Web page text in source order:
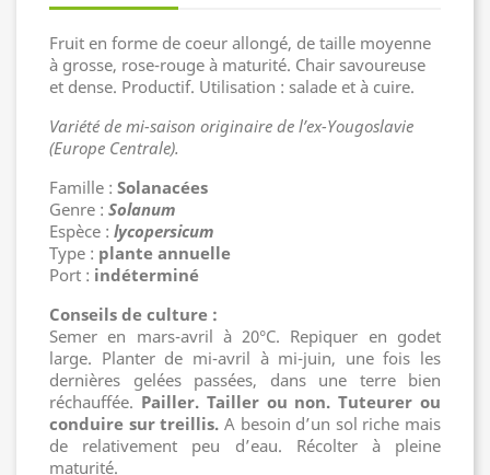
Fruit en forme de coeur allongé, de taille moyenne
à grosse, rose-rouge à maturité. Chair savoureuse
et dense. Productif. Utilisation : salade et à cuire.
Variété de mi-saison originaire de l’ex-Yougoslavie
(Europe Centrale).
Famille : Solanacées
Genre : Solanum
Espèce : lycopersicum
Type : plante annuelle
Port : indéterminé
Conseils de culture :
Semer en mars-avril à 20°C. Repiquer en godet
large. Planter de mi-avril à mi-juin, une fois les
dernières gelées passées, dans une terre bien
réchauffée. Pailler. Tailler ou non. Tuteurer ou
conduire sur treillis. A besoin d’un sol riche mais
de relativement peu d’eau. Récolter à pleine
maturité.